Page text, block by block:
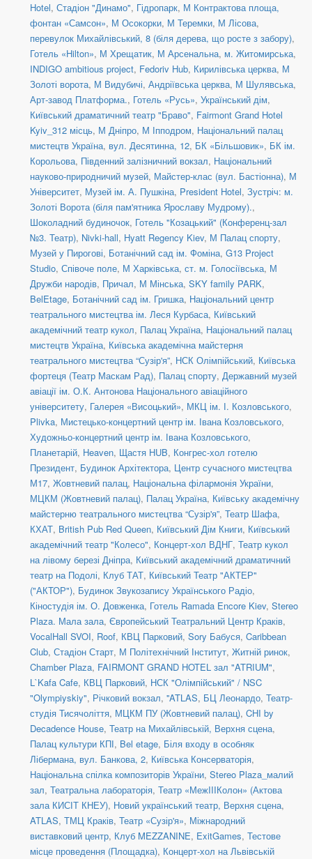
Hotel, Стадіон "Динамо", Гідропарк, М Контрактова площа,
фонтан «Самсон», М Осокорки, М Теремки, М Лісова,
перевулок Михайлівський, 8 (біля дерева, що росте з забору),
Готель «Hilton», М Хрещатик, М Арсенальна, м. Житомирська,
INDIGO ambitious project, Fedoriv Hub, Кирилівська церква, М
Золоті ворота, М Видубичі, Андріївська церква, М Шулявська,
Арт-завод Платформа., Готель «Русь», Український дім,
Київський драматичний театр "Браво", Fairmont Grand Hotel
Kyiv_312 місць, М Дніпро, М Іпподром, Національний палац
мистецтв Україна, вул. Десятинна, 12, БК «Більшовик», БК ім.
Корольова, Південний залізничний вокзал, Національний
науково-природничий музей, Майстер-клас (вул. Бастіонна), М
Університет, Музей ім. А. Пушкіна, President Hotel, Зустріч: м.
Золоті Ворота (біля пам'ятника Ярославу Мудрому).,
Шоколадний будиночок, Готель "Козацький" (Конференц-зал
№3. Театр), Nivki-hall, Hyatt Regency Kiev, М Палац спорту,
Музей у Пирогові, Ботанічний сад ім. Фоміна, G13 Project
Studio, Співоче поле, М Харківська, ст. м. Голосіївська, М
Дружби народів, Причал, М Мінська, SKY family PARK,
BelEtage, Ботанічний сад ім. Гришка, Національний центр
театрального мистецтва ім. Леся Курбаса, Київський
академічний театр кукол, Палац Україна, Національний палац
мистецтв Україна, Київська академічна майстерня
театрального мистецтва “Сузір'я”, НСК Олімпійський, Київська
фортеця (Театр Маскам Рад), Палац спорту, Державний музей
авіації ім. О.К. Антонова Національного авіаційного
університету, Галерея «Висоцький», МКЦ ім. І. Козловського,
Plivka, Мистецько-концертний центр ім. Івана Козловського,
Художньо-концертний центр ім. Івана Козловського,
Планетарій, Heaven, Щастя HUB, Конгрес-хол готелю
Президент, Будинок Архітектора, Центр сучасного мистецтва
М17, Жовтневий палац, Національна філармонія України,
МЦКМ (Жовтневий палац), Палац Україна, Київську академічну
майстерню театрального мистецтва “Сузір'я”, Театр Шафа,
КХАТ, British Pub Red Queen, Київський Дім Книги, Київський
академічний театр "Колесо", Концерт-хол ВДНГ, Театр кукол
на лівому березі Дніпра, Київський академічний драматичний
театр на Подолі, Клуб ТАТ, Київський Театр "АКТЕР"
("АКТОР"), Будинок Звукозапису Українського Радіо,
Кіностудія ім. О. Довженка, Готель Ramada Encore Kiev, Stereo
Plaza. Мала зала, Європейський Театральний Центр Краків,
VocalHall SVOI, Roof, КВЦ Парковий, Sory Бабуся, Caribbean
Club, Стадіон Старт, М Політехнічний Інститут, Житній ринок,
Chamber Plaza, FAIRMONT GRAND HOTEL зал "ATRIUM",
L`Kafa Cafe, КВЦ Парковий, НСК "Олімпійський" / NSC
"Olympiyskiy", Річковий вокзал, ''ATLAS, БЦ Леонардо, Театр-
студія Тисячоліття, МЦКМ ПУ (Жовтневий палац), CHI by
Decadence House, Театр на Михайлівській, Верхня сцена,
Палац культури КПІ, Bel etage, Біля входу в особняк
Лібермана, вул. Банкова, 2, Київська Консерваторія,
Національна спілка композиторів України, Stereo Plaza_малий
зал, Театральна лабораторія, Театр «МежIIIКолон» (Актова
зала КИСІТ КНЕУ), Новий український театр, Верхня сцена,
ATLAS, ТМЦ Краків, Театр «Сузір'я», Міжнародний
виставковий центр, Клуб MEZZANINE, ExitGames, Тестове
місце проведення (Площадка), Концерт-хол на Львівській